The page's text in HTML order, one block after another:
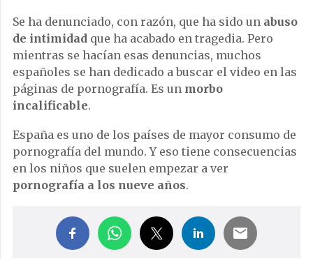
Se ha denunciado, con razón, que ha sido un abuso
de intimidad que ha acabado en tragedia. Pero
mientras se hacían esas denuncias, muchos
españoles se han dedicado a buscar el video en las
páginas de pornografía. Es un morbo
incalificable.
España es uno de los países de mayor consumo de
pornografía del mundo. Y eso tiene consecuencias
en los niños que suelen empezar a ver
pornografía a los nueve años.